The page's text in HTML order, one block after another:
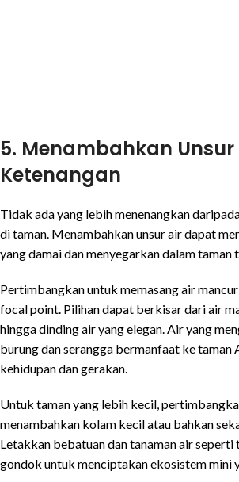
5. Menambahkan
Ketenangan
Tidak ada yang lebih menenangkan
di taman. Menambahkan unsur air dapat
yang damai dan menyegarkan dalam taman
Pertimbangkan untuk memasang air
focal point. Pilihan dapat berkisar dari air
hingga dinding air yang elegan. Air yang
burung dan serangga bermanfaat ke taman
kehidupan dan gerakan.
Untuk taman yang lebih kecil,
menambahkan kolam kecil atau bahkan
Letakkan bebatuan dan tanaman air seperti
gondok untuk menciptakan ekosistem mini